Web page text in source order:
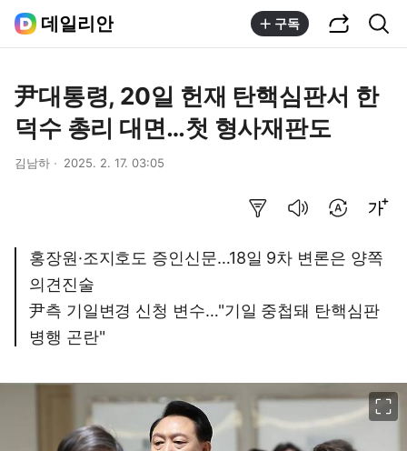
데일리안 구독
尹대통령, 20일 헌재 탄핵심판서 한
덕수 총리 대면…첫 형사재판도
김남하 2025. 2. 17. 03:05
홍장원·조지호도 증인신문…18일 9차 변론은 양쪽
의견진술
尹측 기일변경 신청 변수…"기일 중첩돼 탄핵심판
병행 곤란"